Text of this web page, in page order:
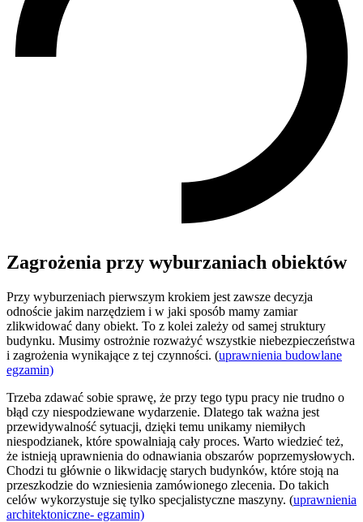
Zagrożenia przy wyburzaniach obiektów
Przy wyburzeniach pierwszym krokiem jest zawsze decyzja
odnoście jakim narzędziem i w jaki sposób mamy zamiar
zlikwidować dany obiekt. To z kolei zależy od samej struktury
budynku. Musimy ostrożnie rozważyć wszystkie niebezpieczeństwa
i zagrożenia wynikające z tej czynności. (uprawnienia budowlane
egzamin)
Trzeba zdawać sobie sprawę, że przy tego typu pracy nie trudno o
błąd czy niespodziewane wydarzenie. Dlatego tak ważna jest
przewidywalność sytuacji, dzięki temu unikamy niemiłych
niespodzianek, które spowalniają cały proces. Warto wiedzieć też,
że istnieją uprawnienia do odnawiania obszarów poprzemysłowych.
Chodzi tu głównie o likwidację starych budynków, które stoją na
przeszkodzie do wzniesienia zamówionego zlecenia. Do takich
celów wykorzystuje się tylko specjalistyczne maszyny. (uprawnienia
architektoniczne- egzamin)